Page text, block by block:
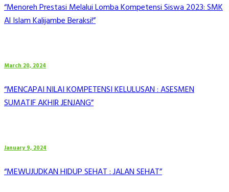
“Menoreh Prestasi Melalui Lomba Kompetensi Siswa 2023: SMK
Al Islam Kalijambe Beraksi!”
March 20, 2024
“MENCAPAI NILAI KOMPETENSI KELULUSAN : ASESMEN
SUMATIF AKHIR JENJANG”
January 9, 2024
“MEWUJUDKAN HIDUP SEHAT : JALAN SEHAT”